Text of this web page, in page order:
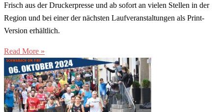
Frisch aus der Druckerpresse und ab sofort an vielen Stellen in der
Region und bei einer der nächsten Laufveranstaltungen als Print-
Version erhältlich.
Read More »